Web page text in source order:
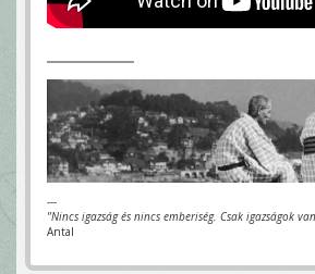
---
"Nincs igazság és nincs emberiség. Csak igazságok
Antal